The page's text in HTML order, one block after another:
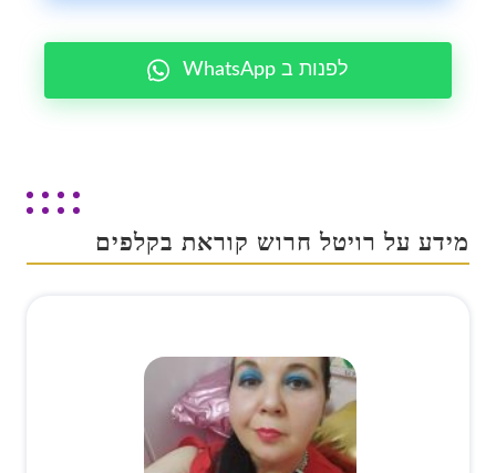
WhatsApp לפנות ב
מידע על רויטל חרוש קוראת בקלפים